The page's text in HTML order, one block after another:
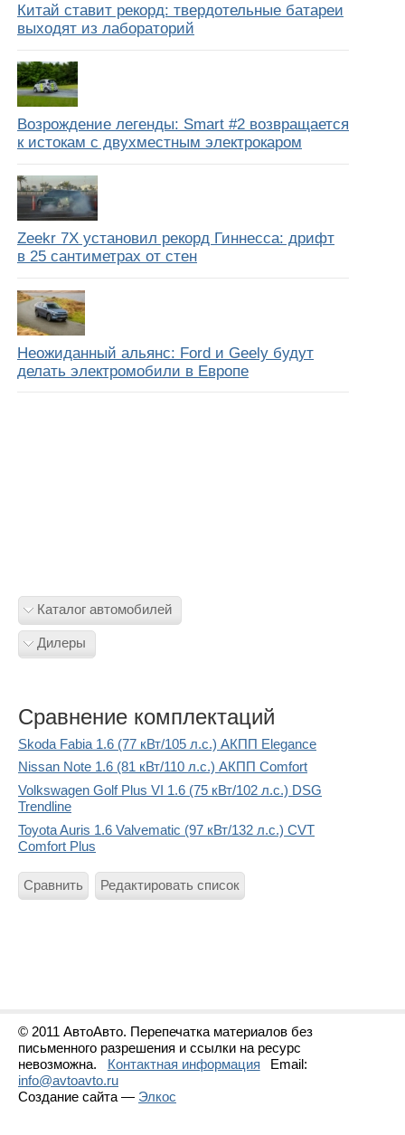
Китай ставит рекорд: твердотельные батареи
выходят из лабораторий
Возрождение легенды: Smart #2 возвращается
к истокам с двухместным электрокаром
Zeekr 7X установил рекорд Гиннесса: дрифт
в 25 сантиметрах от стен
Неожиданный альянс: Ford и Geely будут
делать электромобили в Европе
Каталог автомобилей
Дилеры
Сравнение комплектаций
Skoda Fabia 1.6 (77 кВт/105 л.с.) АКПП Elegance
Nissan Note 1.6 (81 кВт/110 л.с.) АКПП Comfort
Volkswagen Golf Plus VI 1.6 (75 кВт/102 л.с.) DSG
Trendline
Toyota Auris 1.6 Valvematic (97 кВт/132 л.с.) CVT
Comfort Plus
Сравнить Редактировать список
© 2011 АвтоАвто. Перепечатка материалов без
письменного разрешения и ссылки на ресурс
невозможна.
Контактная информация
Email:
info@avtoavto.ru
Создание сайта — Элкос